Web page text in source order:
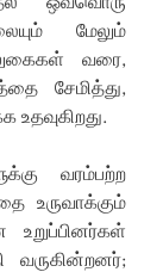
மேலும்
வரை,
சேமித்து,
வரம்பற்ற
உருவாக்கும்